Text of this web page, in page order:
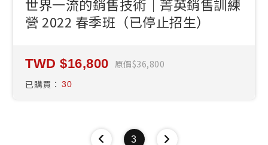
世界一流的銷售技術｜菁英銷售訓練
營 2022 春季班（已停止招生）
16,800 原價 36,800
已購買： 30
3